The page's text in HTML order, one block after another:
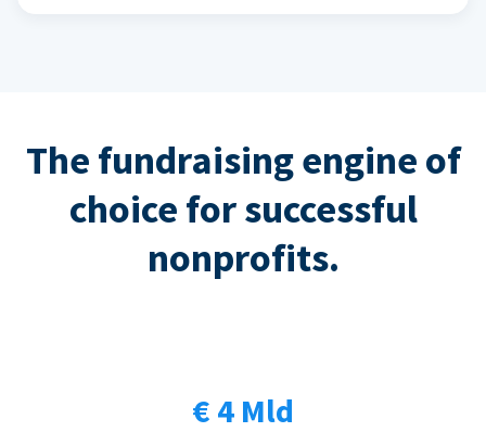
The fundraising engine of
choice for successful
nonprofits.
€ 4 Mld